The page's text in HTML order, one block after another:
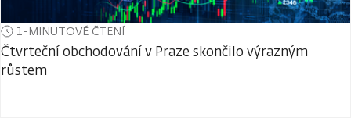
1-MINUTOVÉ ČTENÍ
Čtvrteční obchodování v Praze skončilo výrazným
růstem